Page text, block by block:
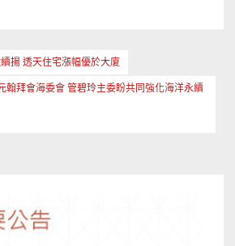
揚 透天住宅漲幅優於大廈
翰拜會海委會 管碧玲主委盼共同強化海洋永續